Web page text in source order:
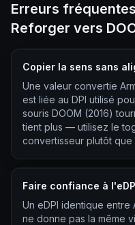
Erreurs
Reforger vers
Copier la sens sans
Une valeur convertie
est liée au DPI utilisé
souris DOOM (2016)
tient plus — utilisez le
convertisseur plutôt que
Faire confiance à
Un eDPI identique entre
ne donne pas la même